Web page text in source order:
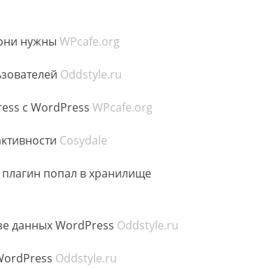
нужны WPcafe.org
Oddstyle.ru
с WordPress WPcafe.org
Cosydale
попал в хранилище
данных WordPress Oddstyle.ru
Oddstyle.ru